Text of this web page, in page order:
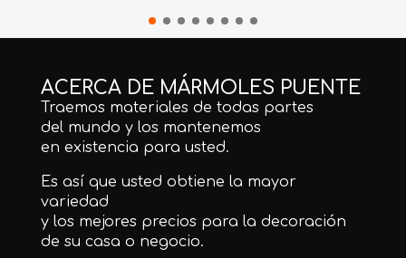
ACERCA DE MÁRMOLES PUENTE
Traemos materiales de todas partes
del mundo y los mantenemos
en existencia para usted.
Es así que usted obtiene la mayor
variedad
y los mejores precios para la decoración
de su casa o negocio.